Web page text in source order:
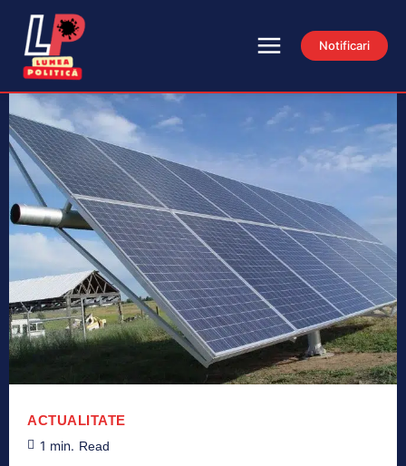
Notificari
ACTUALITATE
1 min. Read